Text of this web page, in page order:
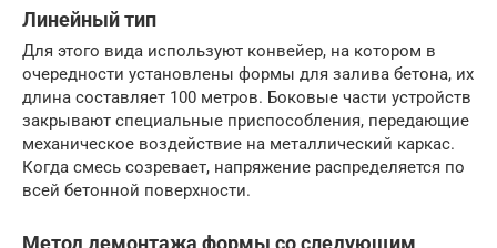
Линейный тип
Для этого вида используют конвейер, на котором в
очередности установлены формы для залива бетона, их
длина составляет 100 метров. Боковые части устройств
закрывают специальные приспособления, передающие
механическое воздействие на металлический каркас.
Когда смесь созревает, напряжение распределяется по
всей бетонной поверхности.
Метод демонтажа формы со следующим